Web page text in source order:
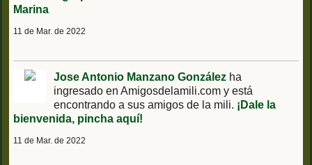
Marina
11 de Mar. de 2022
Jose Antonio Manzano González ha
ingresado en Amigosdelamili.com y está
encontrando a sus amigos de la mili. ¡Dale la
bienvenida, pincha aquí!
11 de Mar. de 2022